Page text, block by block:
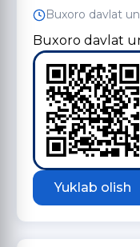
Buxoro davlat
Buxoro davlat
Yuklab olish